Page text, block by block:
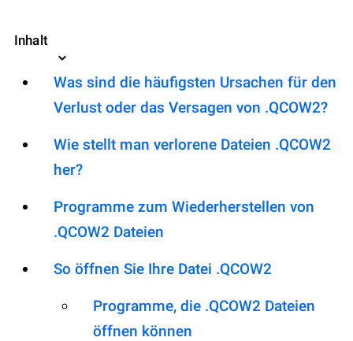
Inhalt
Was sind die häufigsten Ursachen für den
Verlust oder das Versagen von .QCOW2?
Wie stellt man verlorene Dateien .QCOW2
her?
Programme zum Wiederherstellen von
.QCOW2 Dateien
So öffnen Sie Ihre Datei .QCOW2
Programme, die .QCOW2 Dateien
öffnen können